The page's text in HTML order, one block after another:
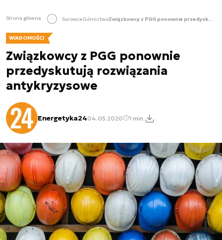
Strona główna SurowceGórnictwo Związkowcy z PGG ponownie przedyskutują rozwiązania antykryzysowe
WIADOMOŚCI
Związkowcy z PGG ponownie
przedyskutują rozwiązania
antykryzysowe
Energetyka2404.05.2020 1 min.